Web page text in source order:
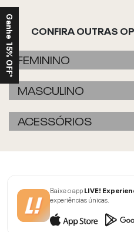
CONFIRA OUTRAS
FEMININO
MASCULINO
ACESSÓRIOS
Baixe o appLIVE!
experiências únicas.
Ganhe 15% OFF*